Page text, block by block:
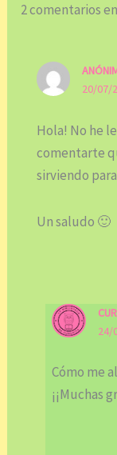
2 comentarios
20/07/
Hola! No he
comentarte
sirviendo
Un saludo 🙂
24/
Cómo me
¡¡Muchas